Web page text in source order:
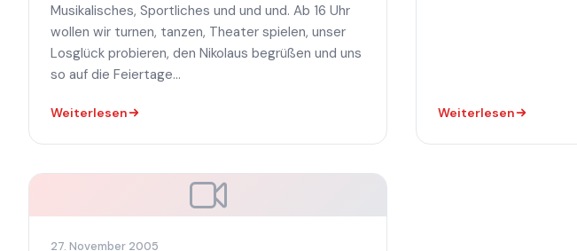
Musikalisches, Sportliches und und und. Ab 16 Uhr
wollen wir turnen, tanzen, Theater spielen, unser
Losglück probieren, den Nikolaus begrüßen und uns
so auf die Feiertage...
Weiterlesen Weiterlesen
27. November 2005